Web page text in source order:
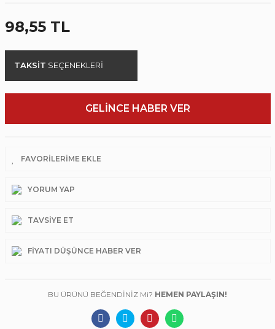
98,55 TL
TAKSİT SEÇENEKLERİ
GELİNCE HABER VER
YORUM YAP
TAVSIYE ET
FIYATI DÜŞÜNCE HABER VER
BU ÜRÜNÜ BEĞENDİNİZ Mi? HEMEN PAYLAŞIN!